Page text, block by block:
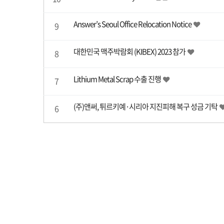
9 Answer’s Seoul Office Relocation Notice
8 대한민국 맥주박람회 (KIBEX) 2023 참가
7 Lithium Metal Scrap 수출 진행
6 (주)앤써, 튀르키예·시리아 지진피해 복구 성금 기탁